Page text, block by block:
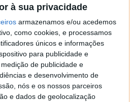
à sua privacidade
armazenamos e/ou acedemos
como cookies, e processamos
únicos e informações
para publicidade e
de publicidade e
e desenvolvimento de
nós e os nossos parceiros
e dados de geolocalização
em Portugal
- Eles andam aí
Google a fotografar?
encontrar e envie-nos
de o parar, não hesite)